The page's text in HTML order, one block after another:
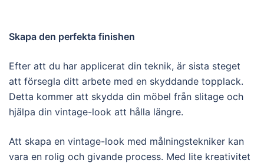
Skapa den perfekta finishen
Efter att du har applicerat din teknik, är sista steget
att försegla ditt arbete med en skyddande topplack.
Detta kommer att skydda din möbel från slitage och
hjälpa din vintage-look att hålla längre.
Att skapa en vintage-look med målningstekniker kan
vara en rolig och givande process. Med lite kreativitet